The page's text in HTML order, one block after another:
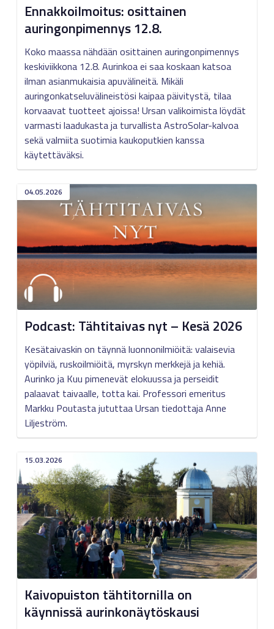
Ennakkoilmoitus: osittainen
auringonpimennys 12.8.
Koko maassa nähdään osittainen auringonpimennys
keskiviikkona 12.8. Aurinkoa ei saa koskaan katsoa
ilman asianmukaisia apuvälineitä. Mikäli
auringonkatseluvälineistösi kaipaa päivitystä, tilaa
korvaavat tuotteet ajoissa! Ursan valikoimista löydät
varmasti laadukasta ja turvallista AstroSolar-kalvoa
sekä valmiita suotimia kaukoputkien kanssa
käytettäväksi.
04.05.2026
Podcast: Tähtitaivas nyt – Kesä 2026
Kesätaivaskin on täynnä luonnonilmiöitä: valaisevia
yöpilviä, ruskoilmiöitä, myrskyn merkkejä ja kehiä.
Aurinko ja Kuu pimenevät elokuussa ja perseidit
palaavat taivaalle, totta kai. Professori emeritus
Markku Poutasta jututtaa Ursan tiedottaja Anne
Liljeström.
15.03.2026
Kaivopuiston tähtitornilla on
käynnissä aurinkonäytöskausi